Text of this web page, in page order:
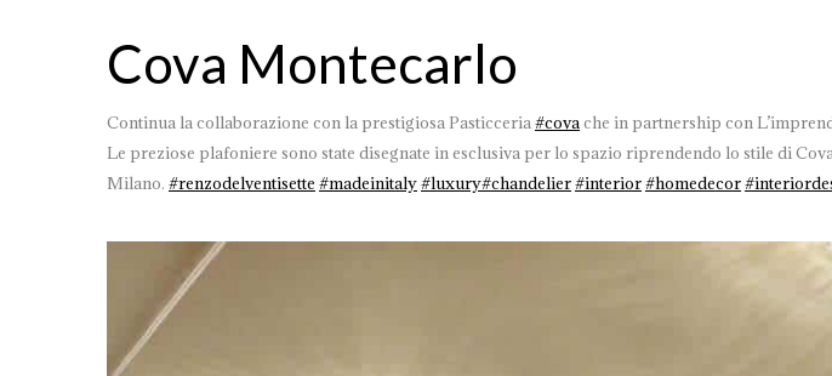
Cova Montecarlo
Continua la collaborazione con la prestigiosa Pasticceria#covache in partnership con
Le preziose plafoniere sono state disegnate in esclusiva per lo spazio riprendendo lo stile di
Milano. #renzodelventisette #madeinitaly#luxury#chandelier#interior#homedecor#